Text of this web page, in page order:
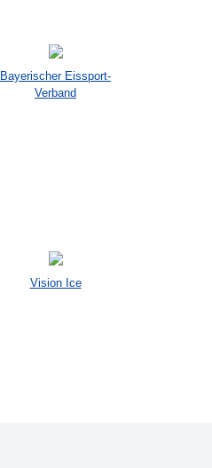
Bayerischer Eissport-
Verband
Vision Ice